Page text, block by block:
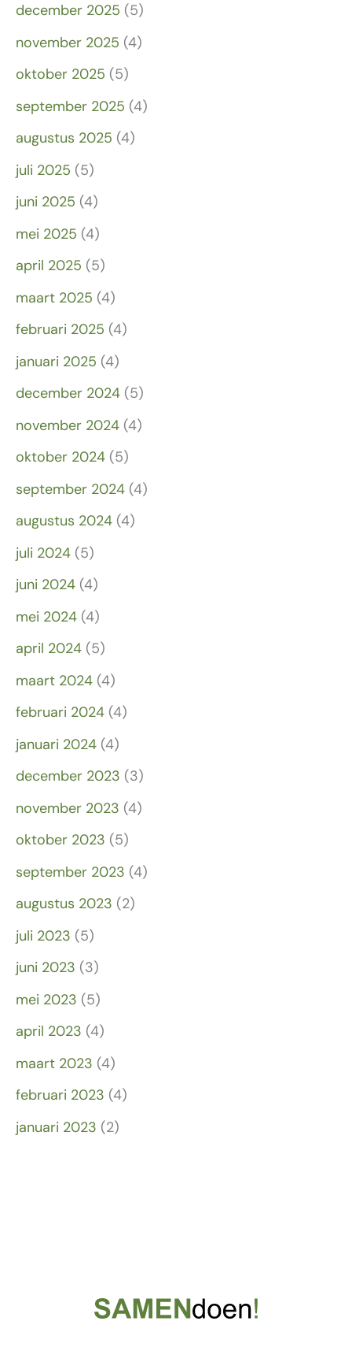
december 2025 (5)
november 2025 (4)
oktober 2025 (5)
september 2025 (4)
augustus 2025 (4)
juli 2025 (5)
juni 2025 (4)
mei 2025 (4)
april 2025 (5)
maart 2025 (4)
februari 2025 (4)
januari 2025 (4)
december 2024 (5)
november 2024 (4)
oktober 2024 (5)
september 2024 (4)
augustus 2024 (4)
juli 2024 (5)
juni 2024 (4)
mei 2024 (4)
april 2024 (5)
maart 2024 (4)
februari 2024 (4)
januari 2024 (4)
december 2023 (3)
november 2023 (4)
oktober 2023 (5)
september 2023 (4)
augustus 2023 (2)
juli 2023 (5)
juni 2023 (3)
mei 2023 (5)
april 2023 (4)
maart 2023 (4)
februari 2023 (4)
januari 2023 (2)